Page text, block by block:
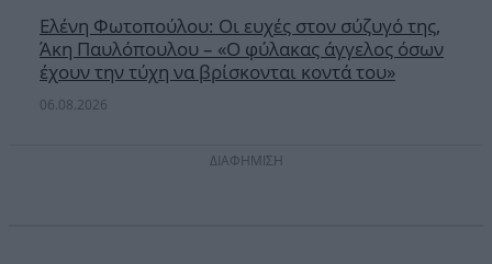
Ελένη Φωτοπούλου: Οι ευχές στον σύζυγό της,
Άκη Παυλόπουλου – «Ο φύλακας άγγελος όσων
έχουν την τύχη να βρίσκονται κοντά του»
06.08.2026
ΔΙΑΦΗΜΙΣΗ